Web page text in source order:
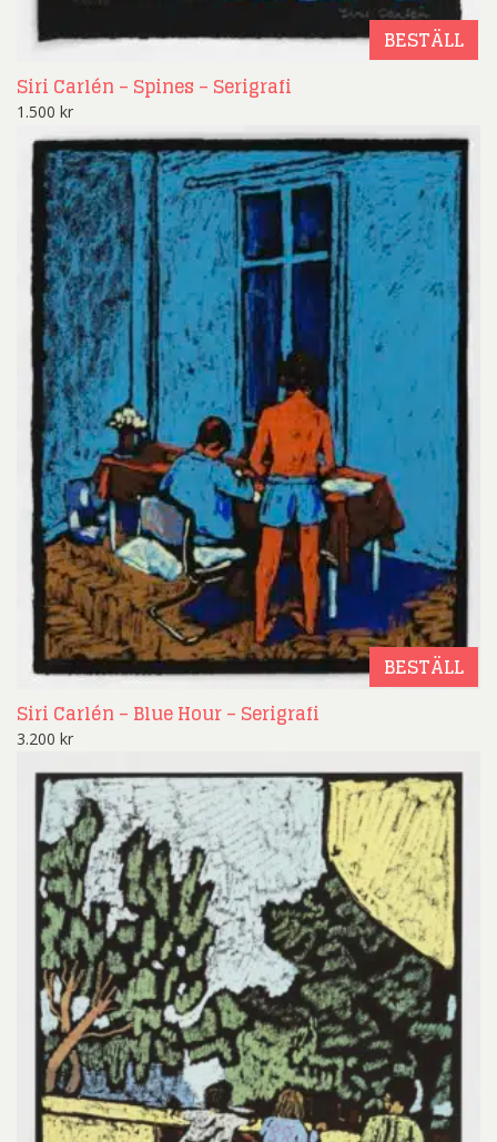
BESTÄLL
Siri Carlén – Spines – Serigrafi
1.500 kr
BESTÄLL
Siri Carlén – Blue Hour – Serigrafi
3.200 kr